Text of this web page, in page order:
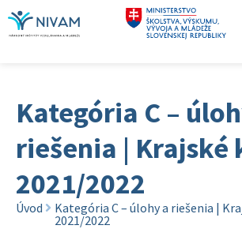
Kategória C –
riešenia | Krajské
2021/2022
Úvod
Kategória C – úlohy a riešenia |
2021/2022